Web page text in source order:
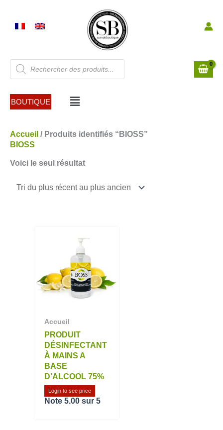
contenu
Recherche
de
produits
BOUTIQUE Menu
Accueil / Produits identifiés “BIOSS”
BIOSS
Voici le seul résultat
Accueil
PRODUIT
DÉSINFECTANT
À MAINS A
BASE
D’ALCOOL 75%
Login to see price
Note 5.00sur 5